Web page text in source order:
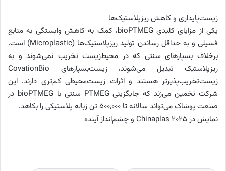
زیست‌پایداری و کاهش ریزپلاستیک‌ها
یکی از مزایای کلیدی bioPTMEG، کمک به کاهش وابستگی به منابع
فسیلی و به حداقل رساندن تولید ریزپلاستیک‌ها (Microplastic) است.
برخلاف بسپارهای سنتی که در محیط‌زیست تخریب نمی‌شوند و به
ریزپلاستیک تبدیل می‌شوند، زیست‌بسپارهای CovationBio
زیست‌تخریب‌پذیرتر هستند و اثرات زیست‌محیطی کم‌تری دارند. این
شرکت تخمین می‌زند که جایگزینی PTMEG سنتی با bioPTMEG در
صنعت پوشاک می‌تواند سالانه تا ۵۰۰,۰۰۰ تن زباله پلاستیکی را بکاهد.
نمایش در Chinaplas 2025 و چشم‌انداز آینده